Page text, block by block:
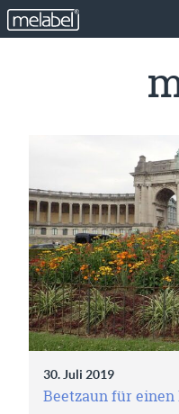
30. Juli 2019
Beetzaun für